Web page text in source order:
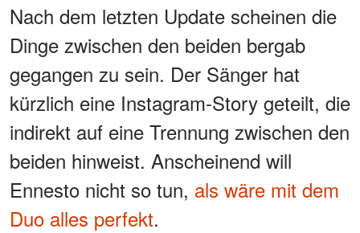
Nach dem letzten Update scheinen die
Dinge zwischen den beiden bergab
gegangen zu sein. Der Sänger hat
kürzlich eine Instagram-Story geteilt, die
indirekt auf eine Trennung zwischen den
beiden hinweist. Anscheinend will
Ennesto nicht so tun, als wäre mit dem
Duo alles perfekt.